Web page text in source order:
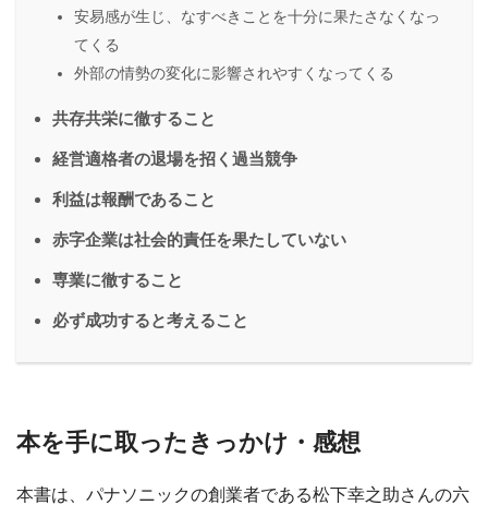
安易感が生じ、なすべきことを十分に果たさなくなっ
てくる
外部の情勢の変化に影響されやすくなってくる
共存共栄に徹すること
経営適格者の退場を招く過当競争
利益は報酬であること
赤字企業は社会的責任を果たしていない
専業に徹すること
必ず成功すると考えること
本を手に取ったきっかけ・感想
本書は、パナソニックの創業者である松下幸之助さんの六